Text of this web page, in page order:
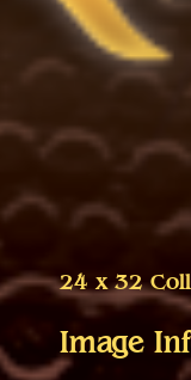
24 x 32
Image